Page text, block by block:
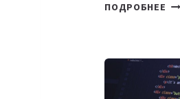
ПОДРОБНЕЕ
О